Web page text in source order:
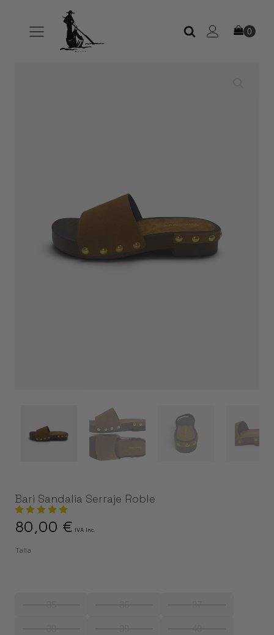
Bari Sandalia Serraje Roble
80,00 € IVA Inc.
Talla